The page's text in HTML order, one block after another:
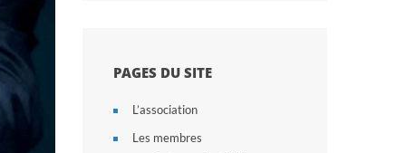
PAGES DU SITE
L’association
Les membres